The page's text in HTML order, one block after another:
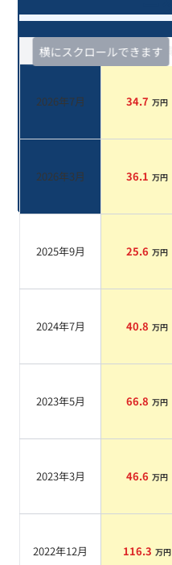
横にスクロールできます
査定時期 セルカ実績
2026年7月 34.7 万円
2026年3月 36.1 万円
2025年9月 25.6 万円
2024年7月 40.8 万円
2023年5月 66.8 万円
2023年3月 46.6 万円
2022年12月 116.3 万円